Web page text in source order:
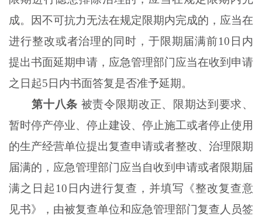
成。因不可抗力无法在规定限期内完成的，应当在
进行整改或者治理的同时，于限期届满前10日内
提出书面延期申请，应急管理部门应当在收到申请
之日起5日内书面答复是否准予延期。
第十八条 被责令限期改正、限期达到要求、
暂时停产停业、停止建设、停止施工或者停止使用
的生产经营单位提出复查申请或者整改、治理限期
届满的，应急管理部门应当自收到申请或者限期届
满之日起10日内进行复查，并填写《整改复查意
见书》，由被复查单位和应急管理部门复查人员签